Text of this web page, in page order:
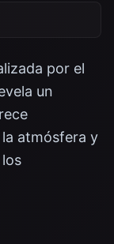
por el
un
atmósfera y